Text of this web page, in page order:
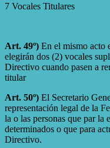
7 Vocales Titulares
Art. 49º) En el mismo acto
elegirán dos (2) vocales
Directivo cuando pasen a
titular
Art. 50º) El Secretario
representación legal de la
la o las personas que par la
determinados o que para
Directivo.